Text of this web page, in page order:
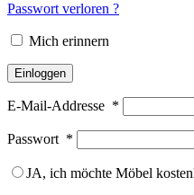
Passwort verloren ?
Mich erinnern
Einloggen
E-Mail-Addresse *
Passwort *
JA, ich möchte Möbel